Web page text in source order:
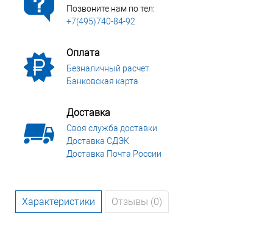
Позвоните нам по тел:
+7(495)740-84-92
Оплата
Безналичный расчет
Банковская карта
Доставка
Своя служба доставки
Доставка СДЭК
Доставка Почта России
Характеристики Отзывы (0)